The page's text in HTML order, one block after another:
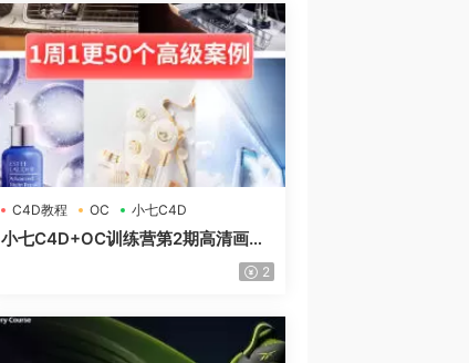
C4D教程 OC 小七C4D
小七C4D+OC训练营第2期高清画质
2